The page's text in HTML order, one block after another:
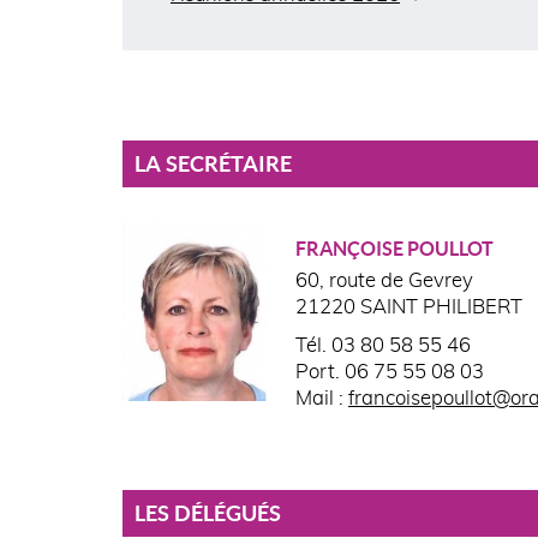
LA SECRÉTAIRE
FRANÇOISE POULLOT
60, route de Gevrey
21220 SAINT PHILIBERT
Tél. 03 80 58 55 46
Port. 06 75 55 08 03
Mail :
LES DÉLÉGUÉS